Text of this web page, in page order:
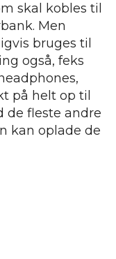
skal kobles til
Men
bruges til
også, feks
på helt op til
de fleste andre
kan oplade de